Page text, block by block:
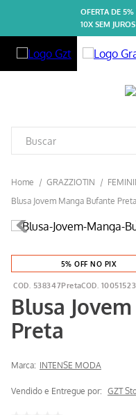
OFERTA DE
10X SEM
GRAZZIOTIN
Blusa Jovem Manga Bufante Preta
5% OFF NO PIX
538347Preta
Blusa
Preta
Marca: INTENSE MODA
Vendido e Entregue por: GZT